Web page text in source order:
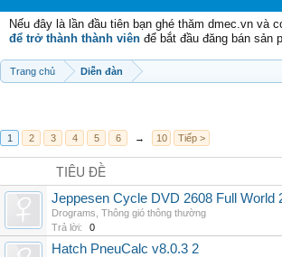
Nếu đây là lần đầu tiên bạn ghé thăm dmec.vn và
để trở thành thành viên để bắt đầu đăng bán sản
Trang chủ Diễn đàn
1 2 3 4 5 6 → 10 Tiếp >
TIÊU ĐỀ
Jeppesen Cycle DVD 2608 Full World
Drograms Thông gió thông thường
Trả lời:
0
Hatch PneuCalc v8.0.3 2